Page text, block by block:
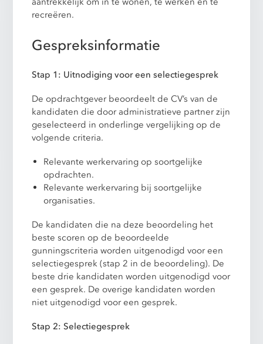
recreëren.
Gespreksinformatie
Stap 1: Uitnodiging voor een selectiegesprek
De opdrachtgever beoordeelt de CV’s van de
kandidaten die door administratieve partner zijn
geselecteerd in onderlinge vergelijking op de
volgende criteria.
Relevante werkervaring op soortgelijke
opdrachten.
Relevante werkervaring bij soortgelijke
organisaties.
De kandidaten die na deze beoordeling het
beste scoren op de beoordeelde
gunningscriteria worden uitgenodigd voor een
selectiegesprek (stap 2 in de beoordeling). De
beste drie kandidaten worden uitgenodigd voor
een gesprek. De overige kandidaten worden
niet uitgenodigd voor een gesprek.
Stap 2: Selectiegesprek